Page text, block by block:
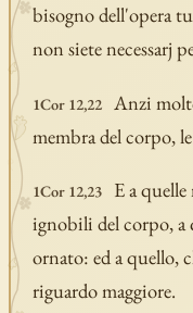
bisogno dell'opera
non siete necessarj
1Cor 12,22
Anzi
membra del corpo,
1Cor 12,23
E a
ignobili del corpo, a
ornato: ed a quello,
riguardo maggiore.